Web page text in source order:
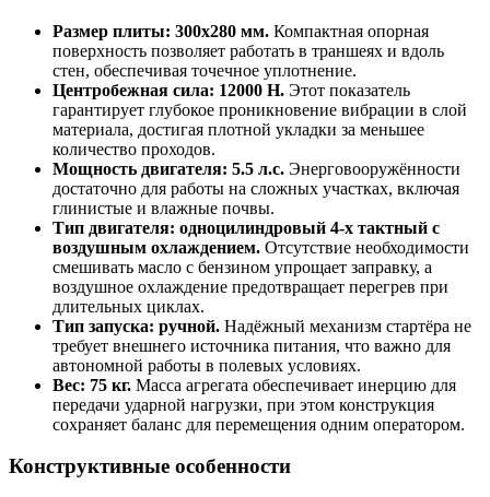
Размер плиты: 300х280 мм. Компактная опорная
поверхность позволяет работать в траншеях и вдоль
стен, обеспечивая точечное уплотнение.
Центробежная сила: 12000 Н. Этот показатель
гарантирует глубокое проникновение вибрации в слой
материала, достигая плотной укладки за меньшее
количество проходов.
Мощность двигателя: 5.5 л.с. Энерговооружённости
достаточно для работы на сложных участках, включая
глинистые и влажные почвы.
Тип двигателя: одноцилиндровый 4-х тактный с
воздушным охлаждением. Отсутствие необходимости
смешивать масло с бензином упрощает заправку, а
воздушное охлаждение предотвращает перегрев при
длительных циклах.
Тип запуска: ручной. Надёжный механизм стартёра не
требует внешнего источника питания, что важно для
автономной работы в полевых условиях.
Вес: 75 кг. Масса агрегата обеспечивает инерцию для
передачи ударной нагрузки, при этом конструкция
сохраняет баланс для перемещения одним оператором.
Конструктивные особенности